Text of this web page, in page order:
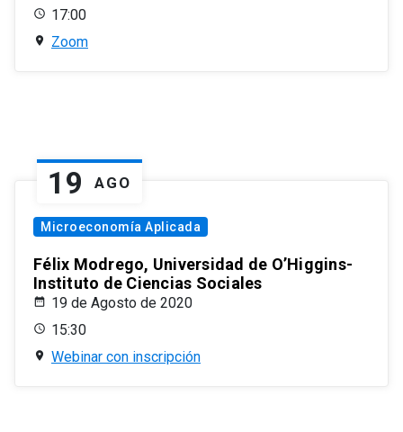
17:00
Zoom
19 AGO
Microeconomía Aplicada
Félix Modrego, Universidad de O’Higgins-
Instituto de Ciencias Sociales
19 de Agosto de 2020
15:30
Webinar con inscripción